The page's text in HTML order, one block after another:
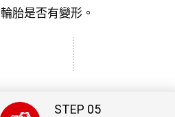
輪胎是否有變形。
STEP 05